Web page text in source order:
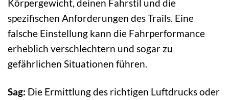
Körpergewicht, deinen Fahrstil und die
spezifischen Anforderungen des Trails. Eine
falsche Einstellung kann die Fahrperformance
erheblich verschlechtern und sogar zu
gefährlichen Situationen führen.
Sag: Die Ermittlung des richtigen Luftdrucks oder